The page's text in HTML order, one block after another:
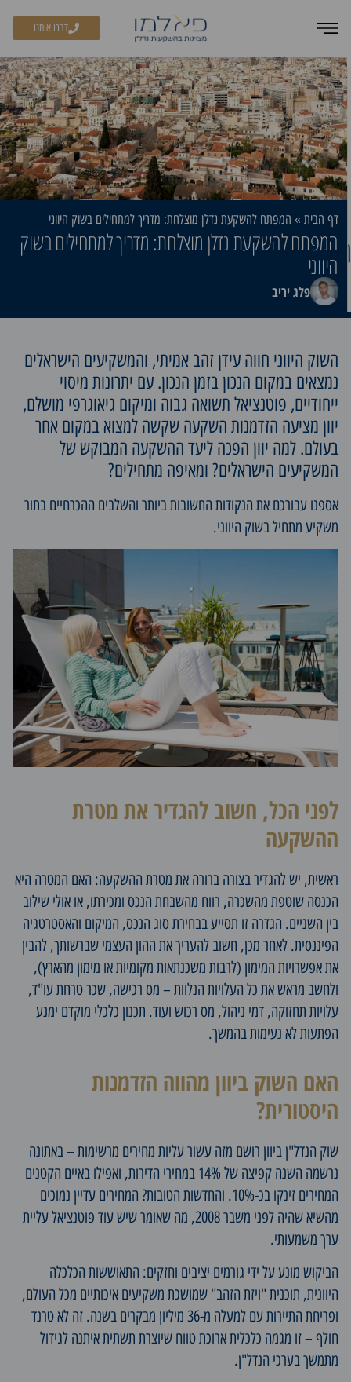
דברו איתנו
דף הבית » המפתח להשקעת נדלן מוצלחת: מדריך למתחילים בשוק היווני ​
המפתח להשקעת נדלן מוצלחת: מדריך למתחילים בשוק
היווני ​
פלג יריב
השוק היווני חווה עידן זהב אמיתי, והמשקיעים הישראלים
נמצאים במקום הנכון בזמן הנכון. עם יתרונות מיסוי
ייחודיים, פוטנציאל תשואה גבוה ומיקום גיאוגרפי מושלם,
יוון מציעה הזדמנות השקעה שקשה למצוא במקום אחר
בעולם. למה יוון הפכה ליעד ההשקעה המבוקש של
המשקיעים הישראלים? ומאיפה מתחילים?
אספנו עבורכם את הנקודות החשובות ביותר והשלבים ההכרחיים בתור
משקיע מתחיל בשוק היווני.
לפני הכל, חשוב להגדיר את מטרת
ההשקעה
ראשית, יש להגדיר בצורה ברורה את מטרת ההשקעה: האם המטרה היא
הכנסה שוטפת מהשכרה, רווח מהשבחת הנכס ומכירתו, או אולי שילוב
בין השניים. הגדרה זו תסייע בבחירת סוג הנכס, המיקום והאסטרטגיה
הפיננסית. לאחר מכן, חשוב להעריך את ההון העצמי שברשותך, להבין
את אפשרויות המימון (לרבות משכנתאות מקומיות או מימון מהארץ),
ולחשב מראש את כל העלויות הנלוות – מס רכישה, שכר טרחת עו"ד,
עלויות תחזוקה, דמי ניהול, מס רכוש ועוד. תכנון כלכלי מוקדם ימנע
הפתעות לא נעימות בהמשך.
האם השוק ביוון מהווה הזדמנות
היסטורית?
שוק הנדל"ן ביוון רושם מזה עשור עליות מחירים מרשימות – באתונה
נרשמה השנה קפיצה של 14% במחירי הדירות, ואפילו באיים הקטנים
המחירים זינקו בכ-10%. והחדשות הטובות? המחירים עדיין נמוכים
מהשיא שהיה לפני משבר 2008, מה שאומר שיש עוד פוטנציאל עליית
ערך משמעותי.
הביקוש מונע על ידי גורמים יציבים וחזקים: התאוששות הכלכלה
היוונית, תוכנית "ויזת הזהב" שמושכת משקיעים איכותיים מכל העולם,
ופריחת התיירות עם למעלה מ-36 מיליון מבקרים בשנה. זה לא טרנד
חולף – זו מגמה כלכלית ארוכת טווח שיוצרת תשתית איתנה לגידול
מתמשך בערכי הנדל"ן.